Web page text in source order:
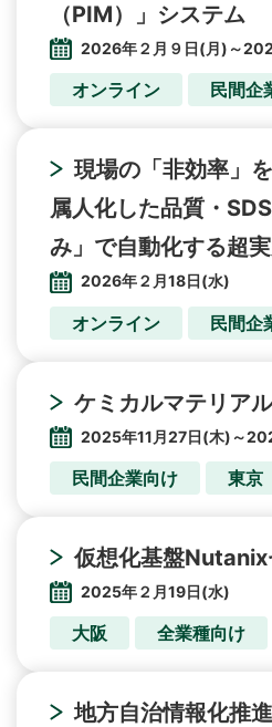
（PIM）」システム
2026年２月９日(月)～
オンライン 民間企
現場の「非効率」
属人化した品質・
み」で自動化する超
2026年２月18日(水)
オンライン 民間企
ケミカルマテリア
2025年11月27日(木)～
民間企業向け 東京
仮想化基盤Nutanix
2025年２月19日(水)
大阪 全業種向け
地方自治情報化推